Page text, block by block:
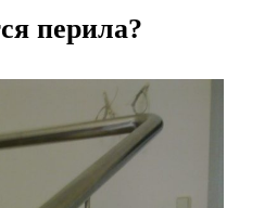
перила?